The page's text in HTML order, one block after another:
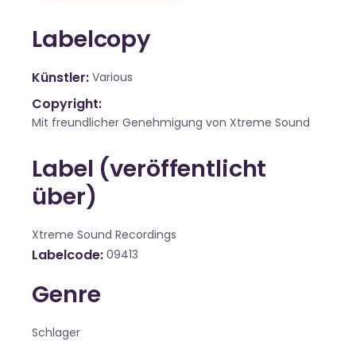
Labelcopy
Künstler Various
Copyright:
Mit freundlicher Genehmigung von Xtreme Sound
Label (veröffentlicht
über)
Xtreme Sound Recordings
Labelcode 09413
Genre
Schlager